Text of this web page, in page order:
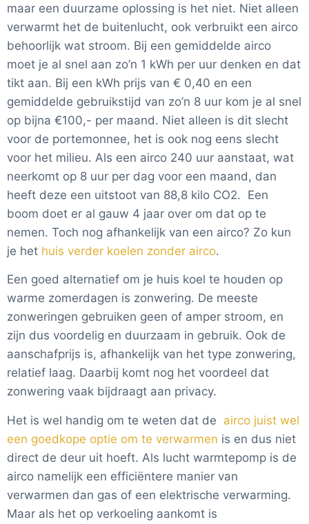
maar een duurzame oplossing is het niet. Niet alleen
verwarmt het de buitenlucht, ook verbruikt een airco
behoorlijk wat stroom. Bij een gemiddelde airco
moet je al snel aan zo’n 1 kWh per uur denken en dat
tikt aan. Bij een kWh prijs van € 0,40 en een
gemiddelde gebruikstijd van zo’n 8 uur kom je al snel
op bijna €100,- per maand. Niet alleen is dit slecht
voor de portemonnee, het is ook nog eens slecht
voor het milieu. Als een airco 240 uur aanstaat, wat
neerkomt op 8 uur per dag voor een maand, dan
heeft deze een uitstoot van 88,8 kilo CO2. Een
boom doet er al gauw 4 jaar over om dat op te
nemen. Toch nog afhankelijk van een airco? Zo kun
je het huis verder koelen zonder airco.
Een goed alternatief om je huis koel te houden op
warme zomerdagen is zonwering. De meeste
zonweringen gebruiken geen of amper stroom, en
zijn dus voordelig en duurzaam in gebruik. Ook de
aanschafprijs is, afhankelijk van het type zonwering,
relatief laag. Daarbij komt nog het voordeel dat
zonwering vaak bijdraagt aan privacy.
Het is wel handig om te weten dat de airco juist wel
een goedkope optie om te verwarmen is en dus niet
direct de deur uit hoeft. Als lucht warmtepomp is de
airco namelijk een efficiëntere manier van
verwarmen dan gas of een elektrische verwarming.
Maar als het op verkoeling aankomt is